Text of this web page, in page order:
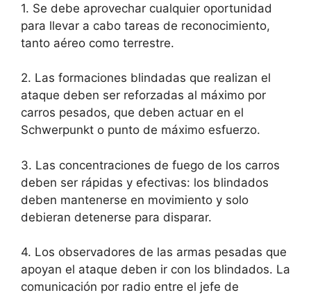
1. Se debe aprovechar cualquier oportunidad
para llevar a cabo tareas de reconocimiento,
tanto aéreo como terrestre.
2. Las formaciones blindadas que realizan el
ataque deben ser reforzadas al máximo por
carros pesados, que deben actuar en el
Schwerpunkt o punto de máximo esfuerzo.
3. Las concentraciones de fuego de los carros
deben ser rápidas y efectivas: los blindados
deben mantenerse en movimiento y solo
debieran detenerse para disparar.
4. Los observadores de las armas pesadas que
apoyan el ataque deben ir con los blindados. La
comunicación por radio entre el jefe de